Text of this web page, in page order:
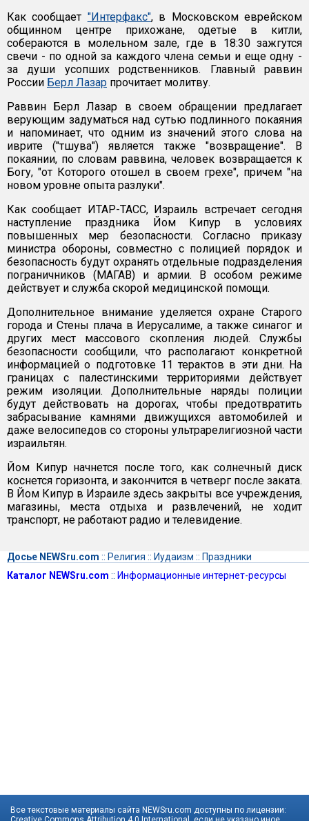
Как сообщает "Интерфакс", в Московском еврейском
общинном центре прихожане, одетые в китли,
собераются в молельном зале, где в 18:30 зажгутся
свечи - по одной за каждого члена семьи и еще одну -
за души усопших родственников. Главный раввин
России Берл Лазар прочитает молитву.
Раввин Берл Лазар в своем обращении предлагает
верующим задуматься над сутью подлинного покаяния
и напоминает, что одним из значений этого слова на
иврите ("тшува") является также "возвращение". В
покаянии, по словам раввина, человек возвращается к
Богу, "от Которого отошел в своем грехе", причем "на
новом уровне опыта разлуки".
Как сообщает ИТАР-ТАСС, Израиль встречает сегодня
наступление праздника Йом Кипур в условиях
повышенных мер безопасности. Согласно приказу
министра обороны, совместно с полицией порядок и
безопасность будут охранять отдельные подразделения
пограничников (МАГАВ) и армии. В особом режиме
действует и служба скорой медицинской помощи.
Дополнительное внимание уделяется охране Старого
города и Стены плача в Иерусалиме, а также синагог и
других мест массового скопления людей. Службы
безопасности сообщили, что располагают конкретной
информацией о подготовке 11 терактов в эти дни. На
границах с палестинскими территориями действует
режим изоляции. Дополнительные наряды полиции
будут действовать на дорогах, чтобы предотвратить
забрасывание камнями движущихся автомобилей и
даже велосипедов со стороны ультрарелигиозной части
израильтян.
Йом Кипур начнется после того, как солнечный диск
коснется горизонта, и закончится в четверг после заката.
В Йом Кипур в Израиле здесь закрыты все учреждения,
магазины, места отдыха и развлечений, не ходит
транспорт, не работают радио и телевидение.
Досье NEWSru.com :: Религия :: Иудаизм :: Праздники
Каталог NEWSru.com :: Информационные интернет-ресурсы
Все текстовые материалы сайта NEWSru.com доступны по лицензии: